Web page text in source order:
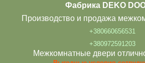
Фабрика DEKO
Производство и продажа
+380660656531
+380972591203
Межкомнатные двери